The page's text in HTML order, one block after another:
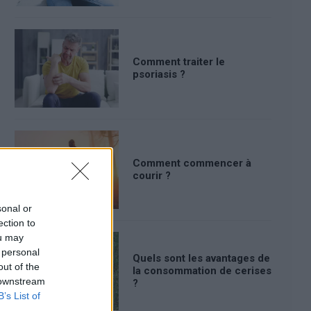
or
to
may
of the
List of
Comment traiter le
psoriasis ?
Comment commencer à
courir ?
Quels sont les avantages de
la consommation de cerises
?